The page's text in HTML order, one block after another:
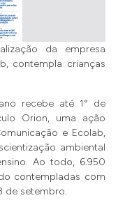
da empresa
contempla crianças
recebe até 1° de
Orion, uma ação
e Ecolab,
ambiental
Ao todo, 6.950
contempladas com
de setembro.